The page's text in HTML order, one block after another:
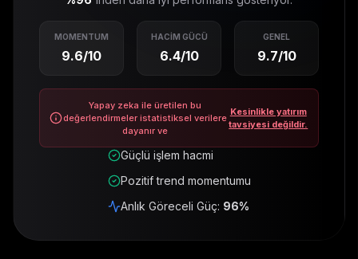
MOMENTUM
9.6/10
HACIM GÜCÜ
6.4/10
GENEL
9.7/10
Yapay zeka ile üretilen bu
değerlendirmeler istatistiksel verilere
dayanır ve
Kesinlikle yatırım
tavsiyesi değildir.
Güçlü işlem hacmi
Pozitif trend momentumu
Anlık Göreceli Güç: 96%